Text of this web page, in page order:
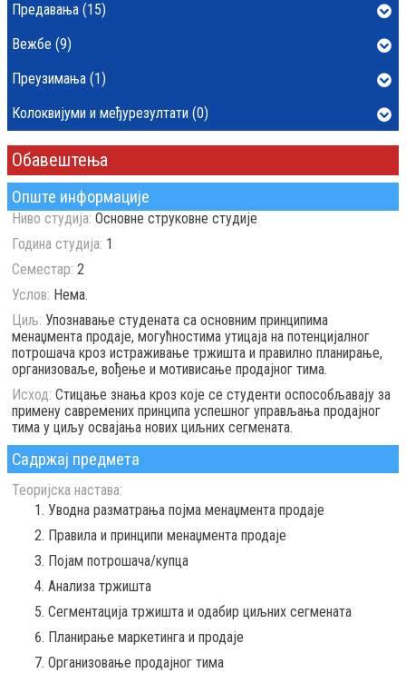
Опште информације
Ниво студија: Основне струковне студије
Година студија: 1
Семестар: 2
Услов: Нема.
Циљ: Упознавање студената са основним принципима
менаџмента продаје, могућностима утицаја на потенцијалног
потрошача кроз истраживање тржишта и правилно планирање,
организоваље, вођење и мотивисање продајног тима.
Исход: Стицање знања кроз које се студенти оспособљавају за
примену савремених принципа успешног управљања продајног
тима у циљу освајања нових циљних сегмената.
Садржај предмета
Теоријска настава:
Уводна разматрања појма менаџмента продаје
Правила и принципи менаџмента продаје
Појам потрошача/купца
Анализа тржишта
Сегментација тржишта и одабир циљних сегмената
Планирање маркетинга и продаје
Организовање продајног тима
Предавања (15)
Вежбе (9)
Преузимања (1)
Колоквијуми и међурезултати (0)
Обавештења